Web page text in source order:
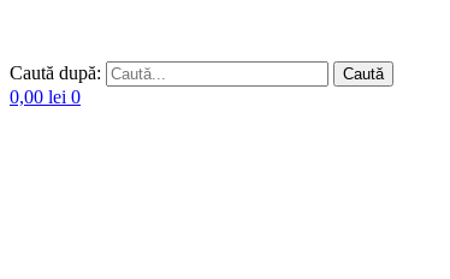
Caută după: Caută
0,00 lei 0